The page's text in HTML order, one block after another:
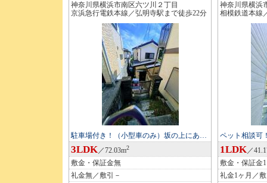
神奈川県横浜市南区六ツ川２丁目
京浜急行電鉄本線／弘明寺駅まで徒歩22分
駐車場付き！（小型車のみ）坂の上にあ…
3LDK／72.03m2
敷金・保証金無
礼金無／敷引－
神奈川県横浜
相模鉄道本線
ペット相談可
1LDK／
敷金・保証金
礼金1ヶ月／